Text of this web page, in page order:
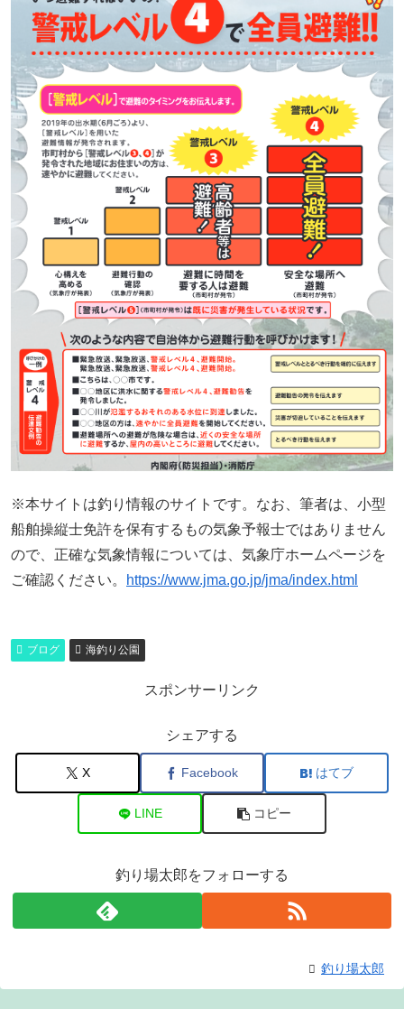
※本サイトは釣り情報のサイトです。なお、筆者は、小型
船舶操縦士免許を保有するもの気象予報士ではありません
ので、正確な気象情報については、気象庁ホームページを
ご確認ください。
https://www.jma.go.jp/jma/index.html
ブログ 海釣り公園
スポンサーリンク
シェアする
X Facebook はてブ
LINE コピー
釣り場太郎をフォローする
釣り場太郎